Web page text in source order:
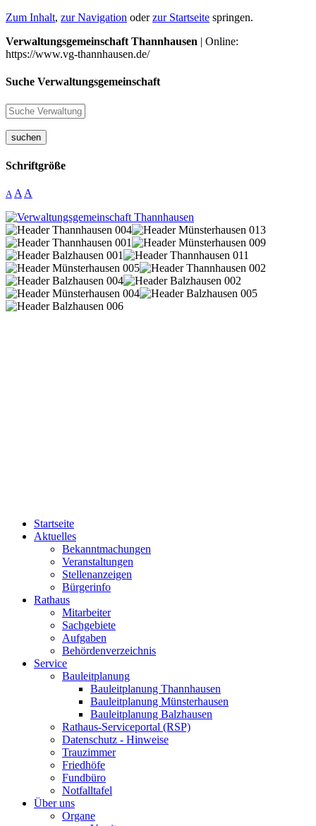
Zum Inhalt, zur Navigation oderzur Startseite springen.
Verwaltungsgemeinschaft Thannhausen | Online:
https://www.vg-thannhausen.de/
Suche Verwaltungsgemeinschaft
suchen
Schriftgröße
A A A
Startseite
Aktuelles
Bekanntmachungen
Veranstaltungen
Stellenanzeigen
Bürgerinfo
Rathaus
Mitarbeiter
Sachgebiete
Aufgaben
Behördenverzeichnis
Service
Bauleitplanung
Bauleitplanung Thannhausen
Bauleitplanung Münsterhausen
Bauleitplanung Balzhausen
Rathaus-Serviceportal (RSP)
Datenschutz - Hinweise
Trauzimmer
Friedhöfe
Fundbüro
Notfalltafel
Über uns
Organe